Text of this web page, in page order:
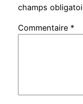
champs
Commentaire *